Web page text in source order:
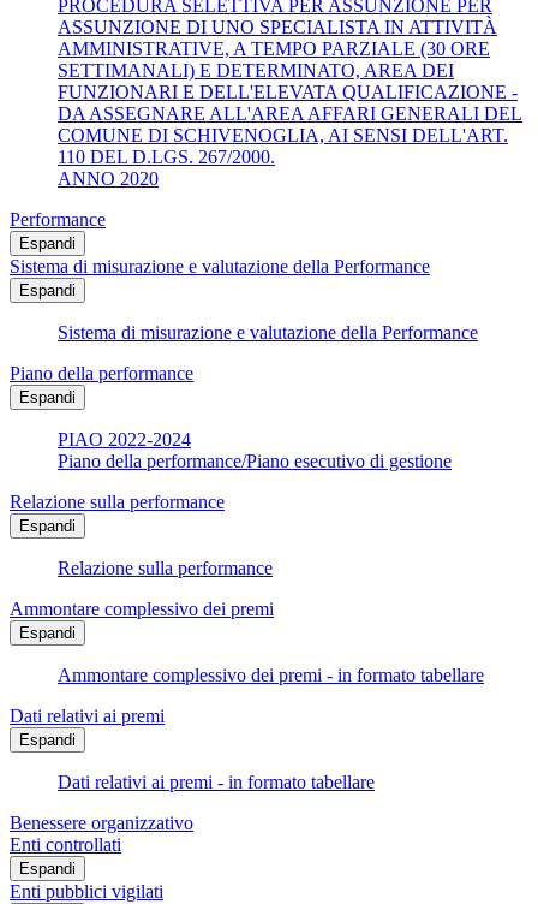
PROCEDURA SELETTIVA PER ASSUNZIONE PER
ASSUNZIONE DI UNO SPECIALISTA IN ATTIVITÀ
AMMINISTRATIVE, A TEMPO PARZIALE (30 ORE
SETTIMANALI) E DETERMINATO, AREA DEI
FUNZIONARI E DELL'ELEVATA QUALIFICAZIONE -
DA ASSEGNARE ALL'AREA AFFARI GENERALI DEL
COMUNE DI SCHIVENOGLIA, AI SENSI DELL'ART.
110 DEL D.LGS. 267/2000.
ANNO 2020
Performance
Espandi
Sistema di misurazione e valutazione della Performance
Espandi
Sistema di misurazione e valutazione della Performance
Piano della performance
Espandi
PIAO 2022-2024
Piano della performance/Piano esecutivo di gestione
Relazione sulla performance
Espandi
Relazione sulla performance
Ammontare complessivo dei premi
Espandi
Ammontare complessivo dei premi - in formato tabellare
Dati relativi ai premi
Espandi
Dati relativi ai premi - in formato tabellare
Benessere organizzativo
Enti controllati
Espandi
Enti pubblici vigilati